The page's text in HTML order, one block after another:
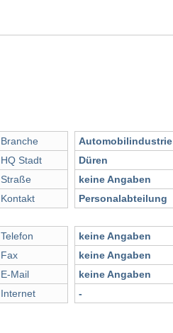
Branche
HQ Stadt
Straße
Kontakt
Telefon
Fax
E-Mail
Internet
Automobilindustrie
Düren
keine Angaben
Personalabteilung
keine Angaben
keine Angaben
keine Angaben
-